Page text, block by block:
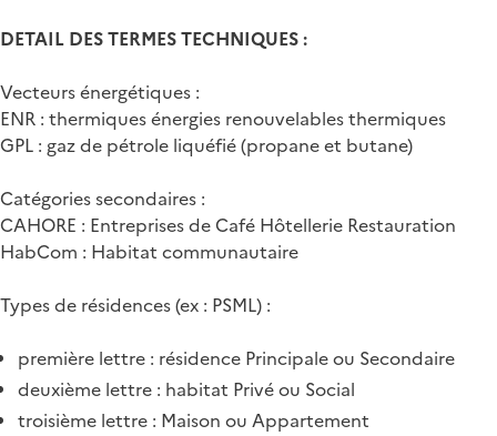
DETAIL DES TERMES TECHNIQUES :
Vecteurs énergétiques :
ENR : thermiques énergies renouvelables thermiques
GPL : gaz de pétrole liquéfié (propane et butane)
Catégories secondaires :
CAHORE : Entreprises de Café Hôtellerie Restauration
HabCom : Habitat communautaire
Types de résidences (ex : PSML) :
première lettre : résidence Principale ou Secondaire
deuxième lettre : habitat Privé ou Social
troisième lettre : Maison ou Appartement